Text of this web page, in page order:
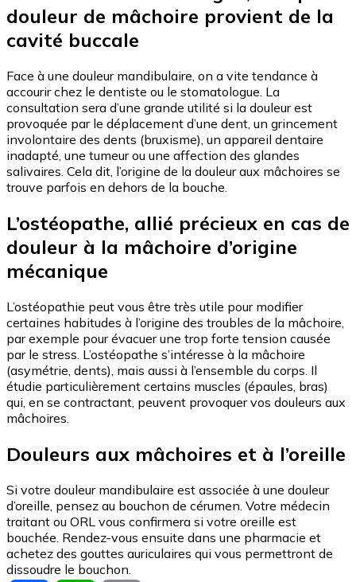
douleur de mâchoire provient de la
cavité buccale
Face à une douleur mandibulaire, on a vite tendance à
accourir chez le dentiste ou le stomatologue. La
consultation sera d’une grande utilité si la douleur est
provoquée par le déplacement d’une dent, un grincement
involontaire des dents (bruxisme), un appareil dentaire
inadapté, une tumeur ou une affection des glandes
salivaires. Cela dit, l’origine de la douleur aux mâchoires se
trouve parfois en dehors de la bouche.
L’ostéopathe, allié précieux en cas de
douleur à la mâchoire d’origine
mécanique
L’ostéopathie peut vous être très utile pour modifier
certaines habitudes à l’origine des troubles de la mâchoire,
par exemple pour évacuer une trop forte tension causée
par le stress. L’ostéopathe s’intéresse à la mâchoire
(asymétrie, dents), mais aussi à l’ensemble du corps. Il
étudie particulièrement certains muscles (épaules, bras)
qui, en se contractant, peuvent provoquer vos douleurs aux
mâchoires.
Douleurs aux mâchoires et à l’oreille
Si votre douleur mandibulaire est associée à une douleur
d’oreille, pensez au bouchon de cérumen. Votre médecin
traitant ou ORL vous confirmera si votre oreille est
bouchée. Rendez-vous ensuite dans une pharmacie et
achetez des gouttes auriculaires qui vous permettront de
dissoudre le bouchon.